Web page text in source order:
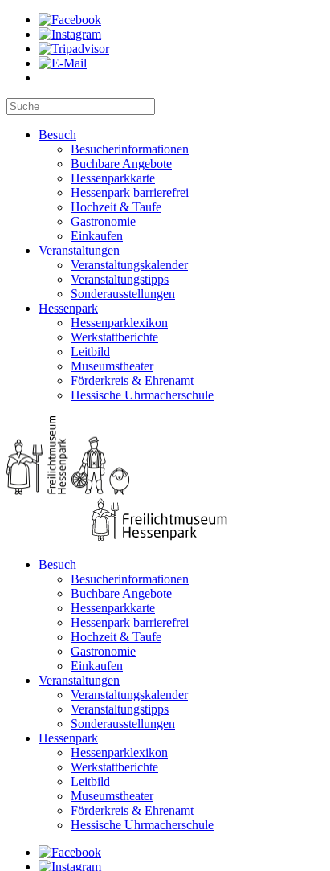
Besuch
Besucherinformationen
Buchbare Angebote
Hessenparkkarte
Hessenpark barrierefrei
Hochzeit & Taufe
Gastronomie
Einkaufen
Veranstaltungen
Veranstaltungskalender
Veranstaltungstipps
Sonderausstellungen
Hessenpark
Hessenparklexikon
Werkstattberichte
Leitbild
Museumstheater
Förderkreis & Ehrenamt
Hessische Uhrmacherschule
Besuch
Besucherinformationen
Buchbare Angebote
Hessenparkkarte
Hessenpark barrierefrei
Hochzeit & Taufe
Gastronomie
Einkaufen
Veranstaltungen
Veranstaltungskalender
Veranstaltungstipps
Sonderausstellungen
Hessenpark
Hessenparklexikon
Werkstattberichte
Leitbild
Museumstheater
Förderkreis & Ehrenamt
Hessische Uhrmacherschule